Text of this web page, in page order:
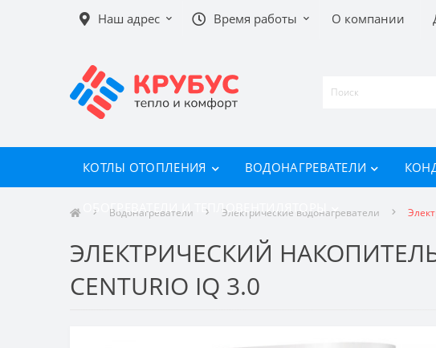
Наш адрес Время работы О компании
КОТЛЫ ОТОПЛЕНИЯ ВОДОНАГРЕВАТЕЛИ
ОБОГРЕВАТЕЛИ И ТЕПЛОВЕНТИЛЯТОРЫ
Водонагреватели Электрические водонагреватели
ЭЛЕКТРИЧЕСКИЙ
CENTURIO IQ 3.0